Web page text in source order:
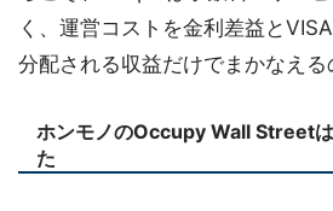
く、運営コストを金利差益と
分配される収益だけでまかなえる
ホンモノのOccupy Wall Street
た